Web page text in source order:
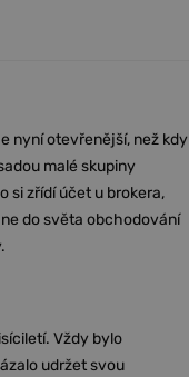
nyní otevřenější, než kdy
malé skupiny
si zřídí účet u brokera,
do světa obchodování
Vždy bylo
udržet svou